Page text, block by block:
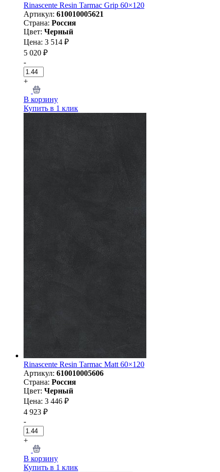
Rinascente Resin Tarmac Grip 60×120
Артикул: 610010005621
Страна: Россия
Цвет: Черный
Цена: 3 514 ₽
5 020 ₽
-
+
В корзину
Купить в 1 клик
Rinascente Resin Tarmac Matt 60×120
Артикул: 610010005606
Страна: Россия
Цвет: Черный
Цена: 3 446 ₽
4 923 ₽
-
+
В корзину
Купить в 1 клик